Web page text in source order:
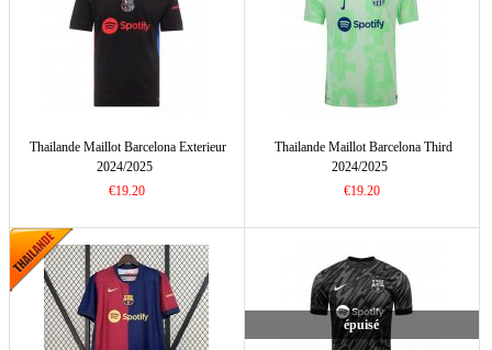
Thailande Maillot Barcelona Exterieur
2024/2025
€19.20
Thailande Maillot Barcelona Third
2024/2025
€19.20
épuisé